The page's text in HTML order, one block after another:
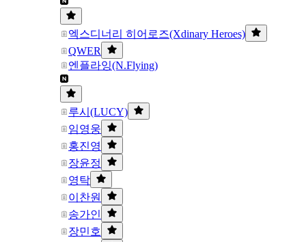
엑스디너리 히어로즈(Xdinary Heroes)
QWER
엔플라잉(N.Flying)
루시(LUCY)
임영웅
홍진영
장윤정
영탁
이찬원
송가인
장민호